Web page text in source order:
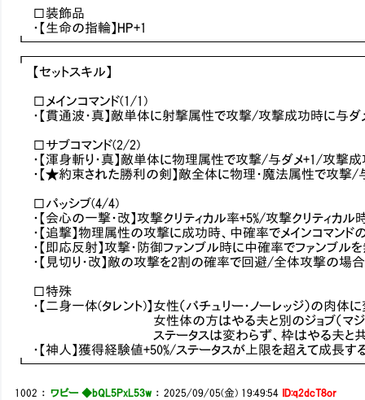
□装飾品
・【生命の指輪】HP+1
【セットスキル】
□メインコマンド(1/1)
・【貫通波・真】敵単体に射撃属性で攻撃/攻撃成功時に与
□サブコマンド(2/2)
・【渾身斬り・真】敵単体に物理属性で攻撃/与ダメ+1/攻撃成
・【★約束された勝利の剣】敵全体に物理・魔法属性で攻撃/
□パッシブ(4/4)
・【会心の一撃・改】攻撃クリティカル率+5%/攻撃クリティカ
・【追撃】物理属性の攻撃に成功時、中確率でメインコマン
・【即応反射】攻撃・防御ファンブル時に中確率でファンブル
・【見切り・改】敵の攻撃を2割の確率で回避/全体攻撃の場
□特殊
・【二身一体(タレント)】女性（パチュリー・ノーレッジ）の肉体
女性体の方はやる夫と別のジョブ（マジックキャス
ステータスは変わらず、枠はやる夫と共用
・【神人】獲得経験値+50%/ステータスが上限を超えて成長す
1002 ： ワビー ◆bQL5PxL53w ：2025/09/05(金) 19:49:54 ID:q2dcT8or